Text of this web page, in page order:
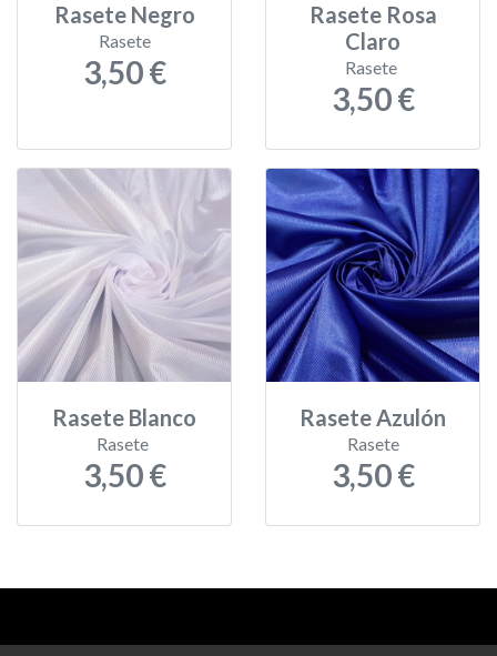
Rasete Negro
Rasete
3,50 €
Rasete Rosa
Claro
Rasete
3,50 €
Rasete Blanco
Rasete
3,50 €
Rasete Azulón
Rasete
3,50 €